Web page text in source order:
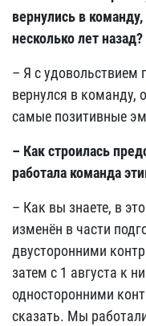
вернулись в
несколько лет назад?
– Я с удовольствием
вернулся в команду,
самые позитивные
– Как строилась
работала команда
– Как вы знаете, в
изменён в части
двусторонними
затем с 1 августа к
односторонними
сказать. Мы